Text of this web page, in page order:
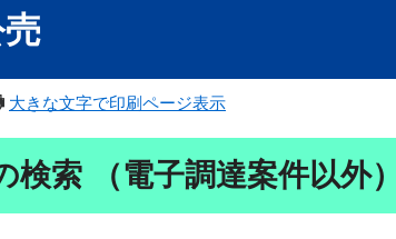
大きな文字で印刷ページ表示
検索 （電子調達案件以外）